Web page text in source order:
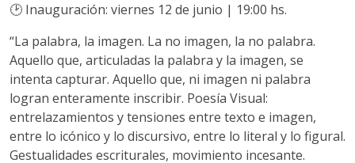
🕑 Inauguración: viernes 12 de junio | 19:00 hs.
“La palabra, la imagen. La no imagen, la no palabra.
Aquello que, articuladas la palabra y la imagen, se
intenta capturar. Aquello que, ni imagen ni palabra
logran enteramente inscribir. Poesía Visual:
entrelazamientos y tensiones entre texto e imagen,
entre lo icónico y lo discursivo, entre lo literal y lo figural.
Gestualidades escriturales, movimiento incesante.